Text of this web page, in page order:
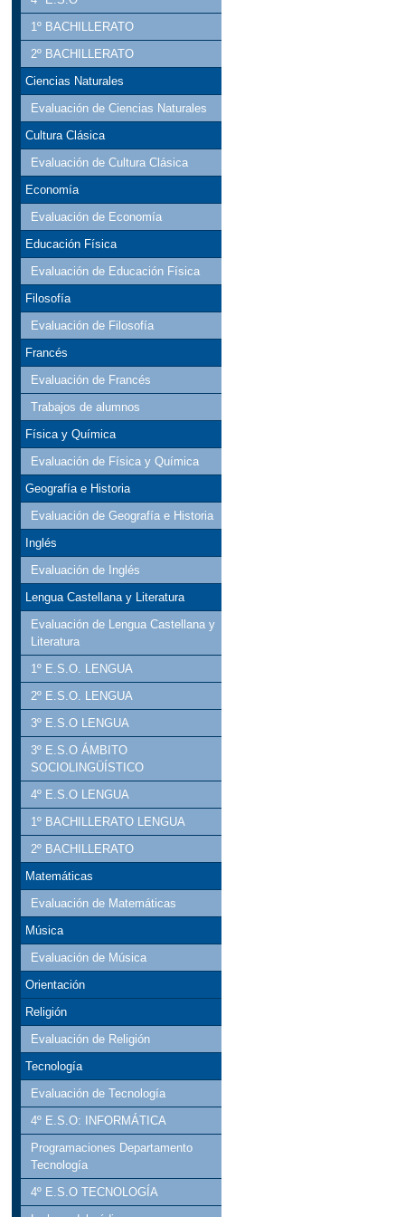
1º BACHILLERATO
2º BACHILLERATO
Ciencias Naturales
Evaluación de Ciencias Naturales
Cultura Clásica
Evaluación de Cultura Clásica
Economía
Evaluación de Economía
Educación Física
Evaluación de Educación Física
Filosofía
Evaluación de Filosofía
Francés
Evaluación de Francés
Trabajos de alumnos
Física y Química
Evaluación de Física y Química
Geografía e Historia
Evaluación de Geografía e Historia
Inglés
Evaluación de Inglés
Lengua Castellana y Literatura
Evaluación de Lengua Castellana y
Literatura
1º E.S.O. LENGUA
2º E.S.O. LENGUA
3º E.S.O LENGUA
3º E.S.O ÁMBITO
SOCIOLINGÜÍSTICO
4º E.S.O LENGUA
1º BACHILLERATO LENGUA
2º BACHILLERATO
Matemáticas
Evaluación de Matemáticas
Música
Evaluación de Música
Orientación
Religión
Evaluación de Religión
Tecnología
Evaluación de Tecnología
4º E.S.O: INFORMÁTICA
Programaciones Departamento
Tecnología
4º E.S.O TECNOLOGÍA